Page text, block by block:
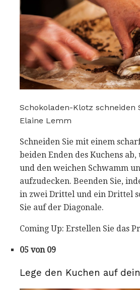
Schokoladen-Klotz schneiden
Elaine Lemm
Schneiden Sie mit einem
beiden Enden des Kuchens
und den weichen Schwamm
aufzudecken. Beenden Sie,
in zwei Drittel und ein Drittel
Sie auf der Diagonale.
Coming Up: Erstellen Sie das
05 von 09
Lege den Kuchen auf